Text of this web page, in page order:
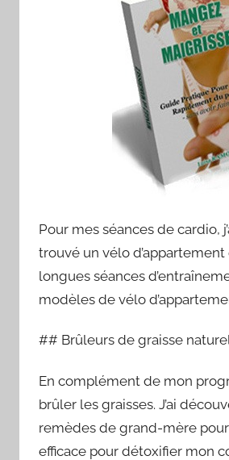
Pour mes séances de cardio,
trouvé un vélo
longues séances
modèles de vélo
## Brûleurs de graisse
En complément de mon
brûler les graisses. J’ai
remèdes de grand-mère
efficace pour détoxifier mon